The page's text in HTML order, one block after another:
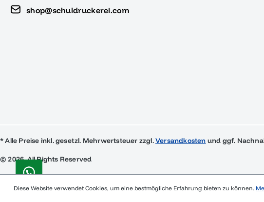
shop@schuldruckerei.com
* Alle Preise inkl. gesetzl. Mehrwertsteuer zzgl.Versandkosten und ggf.
© 2026, All Rights Reserved
Diese Website verwendet Cookies, um eine bestmögliche Erfahrung bieten zu können.